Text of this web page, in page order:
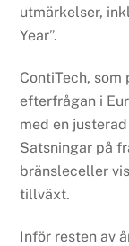
utmärkelser,
Year”.
ContiTech,
efterfrågan i
med en
Satsningar på
bränsleceller
tillväxt.
Inför resten av